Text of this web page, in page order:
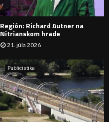
D
A
N
I
Región: Richard Autner na
Nitrianskom hrade
21. júla 2026
Publicistika